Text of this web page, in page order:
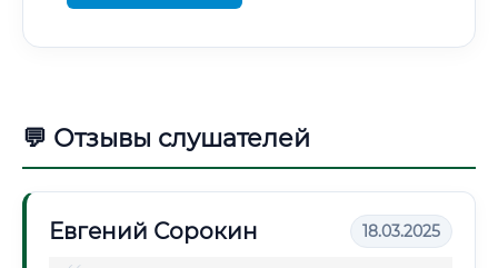
💬 Отзывы слушателей
Евгений Сорокин 18.03.2025